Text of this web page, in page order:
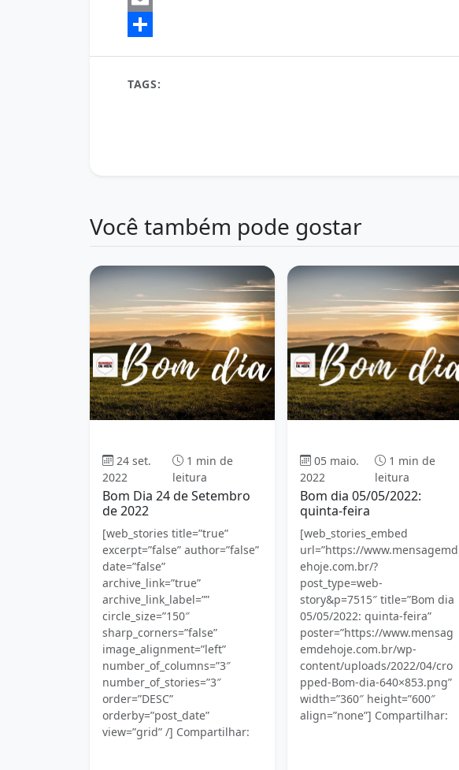
Email
TAGS:
Você também pode gostar
24 set.
2022
1 min de
leitura
Bom Dia 24 de Setembro
de 2022
[web_stories title=”true”
excerpt=”false” author=”false”
date=”false”
archive_link=”true”
archive_link_label=””
circle_size=”150″
sharp_corners=”false”
image_alignment=”left”
number_of_columns=”3″
number_of_stories=”3″
order=”DESC”
orderby=”post_date”
view=”grid” /] Compartilhar:
05 maio.
2022
1 min de
leitura
Bom dia 05/05/2022:
quinta-feira
[web_stories_embed
url=”https://www.mensagemd
ehoje.com.br/?
post_type=web-
story&p=7515″ title=”Bom dia
05/05/2022: quinta-feira”
poster=”https://www.mensag
emdehoje.com.br/wp-
content/uploads/2022/04/cro
pped-Bom-dia-640×853.png”
width=”360″ height=”600″
align=”none”] Compartilhar: